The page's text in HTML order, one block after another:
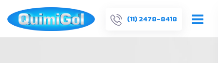
(11) 2478-8418